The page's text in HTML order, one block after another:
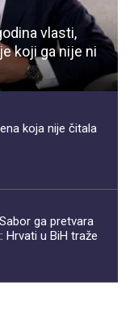
vlasti,
koji ga nije ni
koja nije čitala
ga pretvara
Hrvati u BiH traže